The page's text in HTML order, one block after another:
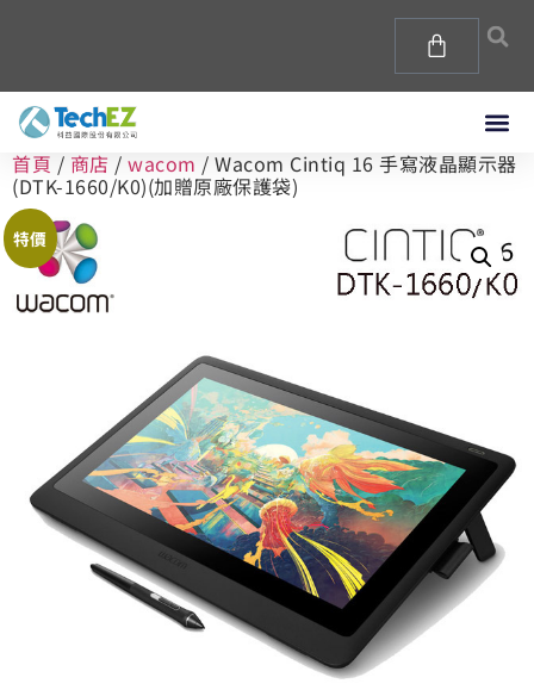
首頁 / 商店 / wacom / Wacom Cintiq 16 手寫液晶顯示器
(DTK-1660/K0)(加贈原廠保護袋)
特價